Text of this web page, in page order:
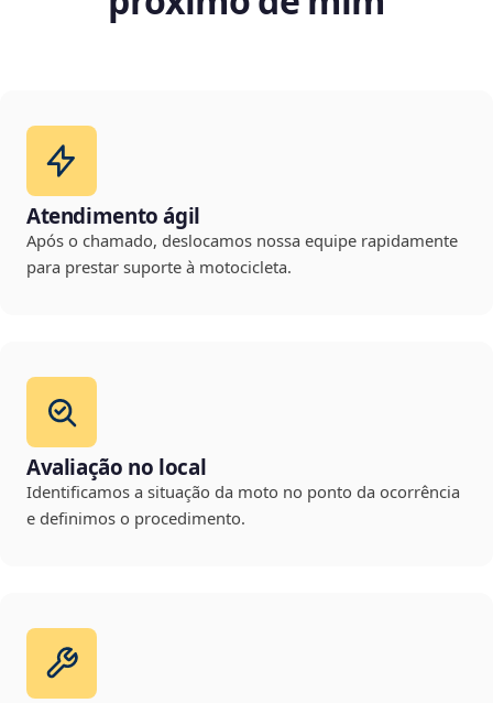
Atendimento ágil
Após o chamado, deslocamos nossa equipe rapidamente
para prestar suporte à motocicleta.
Avaliação no local
Identificamos a situação da moto no ponto da ocorrência
e definimos o procedimento.